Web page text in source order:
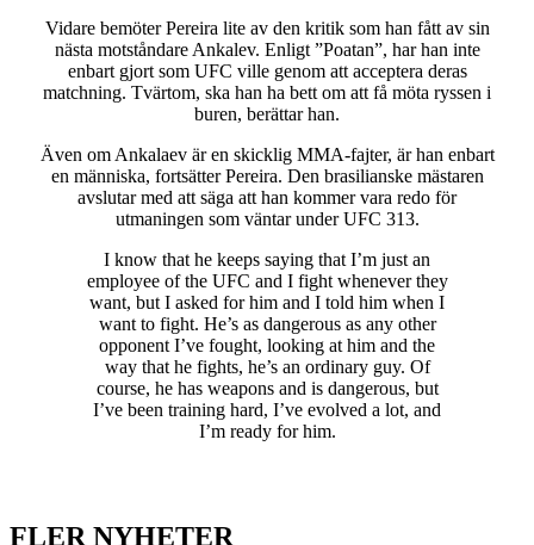
Vidare bemöter Pereira lite av den kritik som han fått av sin
nästa motståndare Ankalev. Enligt ”Poatan”, har han inte
enbart gjort som UFC ville genom att acceptera deras
matchning. Tvärtom, ska han ha bett om att få möta ryssen i
buren, berättar han.
Även om Ankalaev är en skicklig MMA-fajter, är han enbart
en människa, fortsätter Pereira. Den brasilianske mästaren
avslutar med att säga att han kommer vara redo för
utmaningen som väntar under UFC 313.
I know that he keeps saying that I’m just an
employee of the UFC and I fight whenever they
want, but I asked for him and I told him when I
want to fight. He’s as dangerous as any other
opponent I’ve fought, looking at him and the
way that he fights, he’s an ordinary guy. Of
course, he has weapons and is dangerous, but
I’ve been training hard, I’ve evolved a lot, and
I’m ready for him.
FLER NYHETER